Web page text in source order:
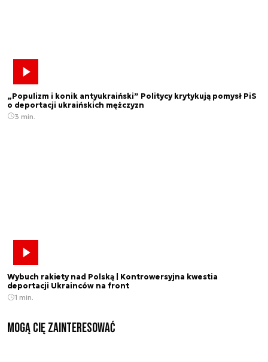
„Populizm i konik antyukraiński” Politycy krytykują pomysł PiS
o deportacji ukraińskich mężczyzn
3 min.
Wybuch rakiety nad Polską | Kontrowersyjna kwestia
deportacji Ukrainców na front
1 min.
Mogą Cię zainteresować